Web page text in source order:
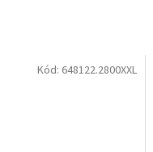
Kód: 648122.2800XXL